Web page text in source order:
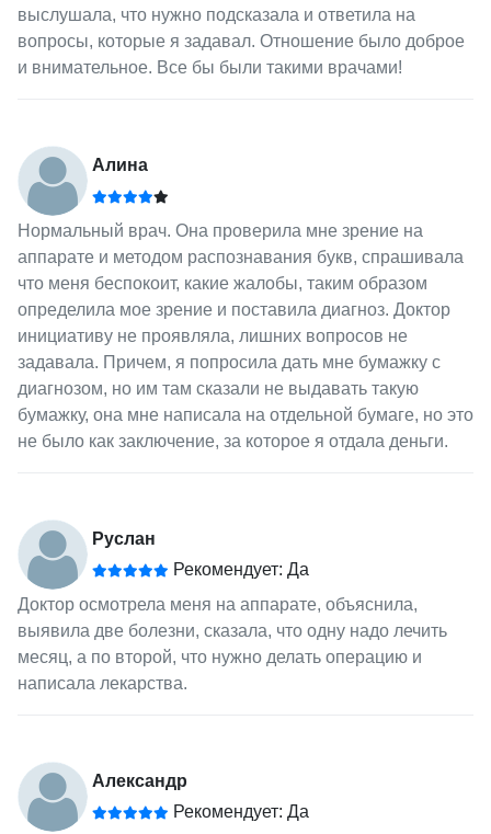
выслушала, что нужно подсказала и ответила на
вопросы, которые я задавал. Отношение было доброе
и внимательное. Все бы были такими врачами!
Алина
Нормальный врач. Она проверила мне зрение на
аппарате и методом распознавания букв, спрашивала
что меня беспокоит, какие жалобы, таким образом
определила мое зрение и поставила диагноз. Доктор
инициативу не проявляла, лишних вопросов не
задавала. Причем, я попросила дать мне бумажку с
диагнозом, но им там сказали не выдавать такую
бумажку, она мне написала на отдельной бумаге, но это
не было как заключение, за которое я отдала деньги.
Руслан
Рекомендует: Да
Доктор осмотрела меня на аппарате, объяснила,
выявила две болезни, сказала, что одну надо лечить
месяц, а по второй, что нужно делать операцию и
написала лекарства.
Александр
Рекомендует: Да